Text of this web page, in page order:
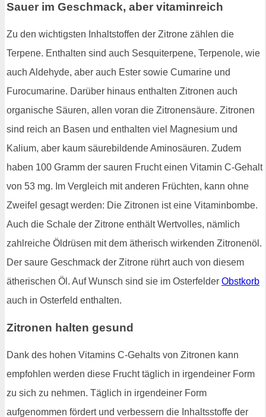
Sauer im Geschmack, aber vitaminreich
Zu den wichtigsten Inhaltstoffen der Zitrone zählen die
Terpene. Enthalten sind auch Sesquiterpene, Terpenole, wie
auch Aldehyde, aber auch Ester sowie Cumarine und
Furocumarine. Darüber hinaus enthalten Zitronen auch
organische Säuren, allen voran die Zitronensäure. Zitronen
sind reich an Basen und enthalten viel Magnesium und
Kalium, aber kaum säurebildende Aminosäuren. Zudem
haben 100 Gramm der sauren Frucht einen Vitamin C-Gehalt
von 53 mg. Im Vergleich mit anderen Früchten, kann ohne
Zweifel gesagt werden: Die Zitronen ist eine Vitaminbombe.
Auch die Schale der Zitrone enthält Wertvolles, nämlich
zahlreiche Öldrüsen mit dem ätherisch wirkenden Zitronenöl.
Der saure Geschmack der Zitrone rührt auch von diesem
ätherischen Öl. Auf Wunsch sind sie im Osterfelder Obstkorb
auch in Osterfeld enthalten.
Zitronen halten gesund
Dank des hohen Vitamins C-Gehalts von Zitronen kann
empfohlen werden diese Frucht täglich in irgendeiner Form
zu sich zu nehmen. Täglich in irgendeiner Form
aufgenommen fördert und verbessern die Inhaltsstoffe der